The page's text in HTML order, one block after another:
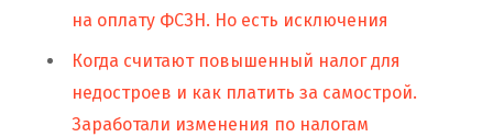
на оплату ФСЗН. Но есть исключения
Когда считают повышенный налог для
недостроев и как платить за самострой.
Заработали изменения по налогам